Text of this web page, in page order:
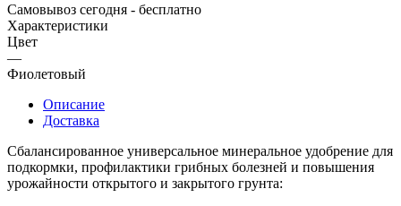
Самовывоз сегодня - бесплатно
Характеристики
Цвет
—
Фиолетовый
Описание
Доставка
Сбалансированное универсальное минеральное удобрение для
подкормки, профилактики грибных болезней и повышения
урожайности открытого и закрытого грунта: